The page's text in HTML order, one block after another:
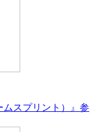
ムスプリント）』参